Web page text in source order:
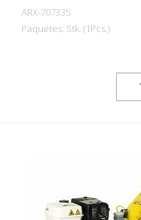
ARX-707335
Paquetes: Stk. (1Pcs.)